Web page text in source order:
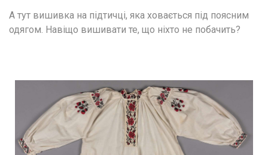
А тут вишивка на підтичці, яка ховається під поясним
одягом. Навіщо вишивати те, що ніхто не побачить?